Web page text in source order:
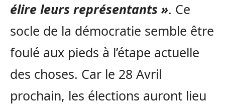
élire leurs représentants ». Ce
socle de la démocratie semble être
foulé aux pieds à l’étape actuelle
des choses. Car le 28 Avril
prochain, les élections auront lieu